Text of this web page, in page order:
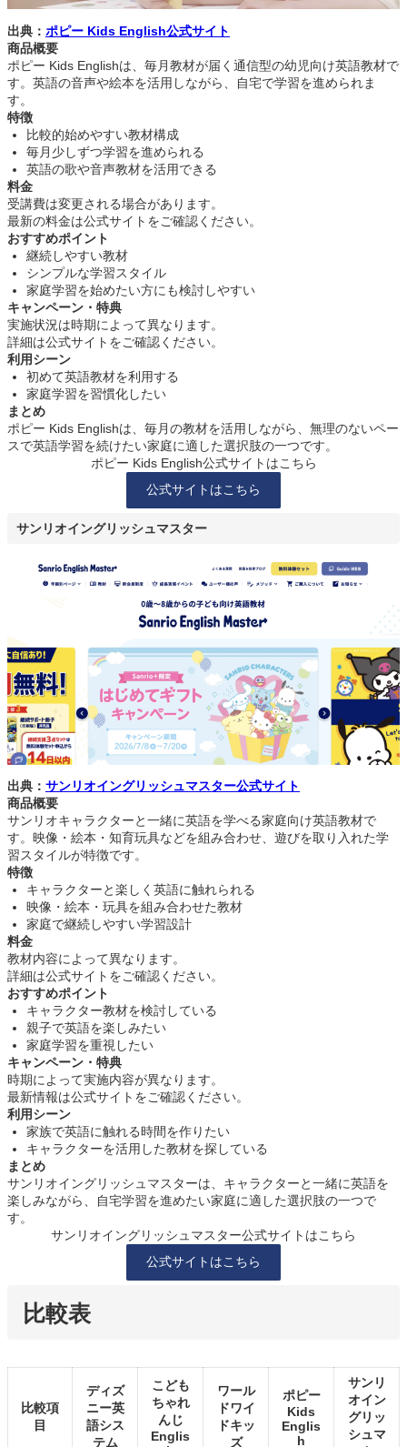
出典： ポピー Kids English公式サイト
商品概要
ポピー Kids Englishは、毎月教材が届く通信型の幼児向け英語教材で
す。英語の音声や絵本を活用しながら、自宅で学習を進められま
す。
特徴
比較的始めやすい教材構成
毎月少しずつ学習を進められる
英語の歌や音声教材を活用できる
料金
受講費は変更される場合があります。
最新の料金は公式サイトをご確認ください。
おすすめポイント
継続しやすい教材
シンプルな学習スタイル
家庭学習を始めたい方にも検討しやすい
キャンペーン・特典
実施状況は時期によって異なります。
詳細は公式サイトをご確認ください。
利用シーン
初めて英語教材を利用する
家庭学習を習慣化したい
まとめ
ポピー Kids Englishは、毎月の教材を活用しながら、無理のないペー
スで英語学習を続けたい家庭に適した選択肢の一つです。
ポピー Kids English公式サイトはこちら
公式サイトはこちら
サンリオイングリッシュマスター
出典： サンリオイングリッシュマスター公式サイト
商品概要
サンリオキャラクターと一緒に英語を学べる家庭向け英語教材で
す。映像・絵本・知育玩具などを組み合わせ、遊びを取り入れた学
習スタイルが特徴です。
特徴
キャラクターと楽しく英語に触れられる
映像・絵本・玩具を組み合わせた教材
家庭で継続しやすい学習設計
料金
教材内容によって異なります。
詳細は公式サイトをご確認ください。
おすすめポイント
キャラクター教材を検討している
親子で英語を楽しみたい
家庭学習を重視したい
キャンペーン・特典
時期によって実施内容が異なります。
最新情報は公式サイトをご確認ください。
利用シーン
家族で英語に触れる時間を作りたい
キャラクターを活用した教材を探している
まとめ
サンリオイングリッシュマスターは、キャラクターと一緒に英語を
楽しみながら、自宅学習を進めたい家庭に適した選択肢の一つで
す。
サンリオイングリッシュマスター公式サイトはこちら
公式サイトはこちら
比較表
比較項
目
ディズ
ニー英
語シス
テム
こども
ちゃれ
んじ
Englis
ワール
ドワイ
ドキッ
ズ
ポピー
Kids
Englis
h
サンリ
オイン
グリッ
シュマ